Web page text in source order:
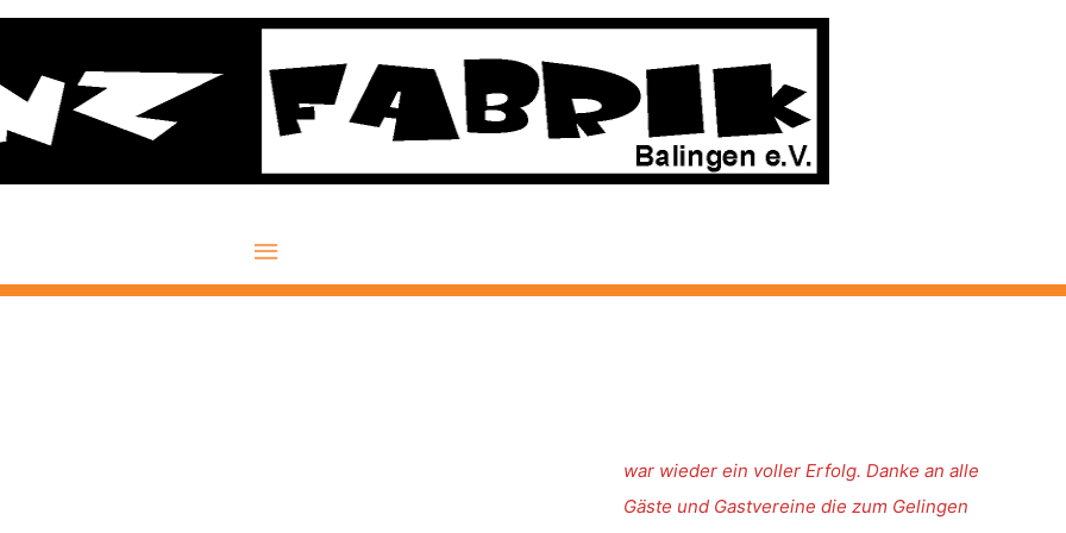
Hauptmenü
war wieder ein voller Erfolg. Danke an alle
Gäste und Gastvereine die zum Gelingen